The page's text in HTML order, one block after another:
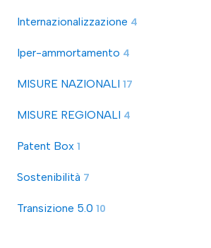
Internazionalizzazione 4
Iper-ammortamento 4
MISURE NAZIONALI 17
MISURE REGIONALI 4
Patent Box 1
Sostenibilità 7
Transizione 5.0 10